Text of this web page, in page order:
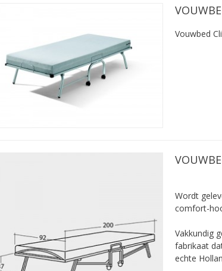
Vouwbed
Wordt
comfort-
Vakkundig
fabrikaat
echte